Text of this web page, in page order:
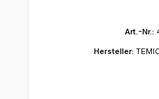
Art.-Nr.:
Hersteller: